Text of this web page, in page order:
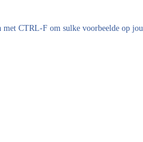
CTRL-F om sulke voorbeelde op jou